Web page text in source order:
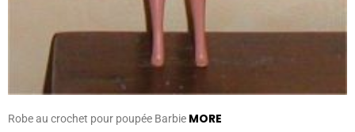
Robe au crochet pour poupée Barbie MORE